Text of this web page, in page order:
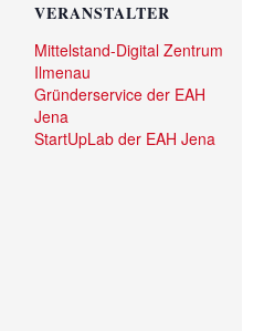
VERANSTALTER
Mittelstand-Digital Zentrum
Ilmenau
Gründerservice der EAH
Jena
StartUpLab der EAH Jena